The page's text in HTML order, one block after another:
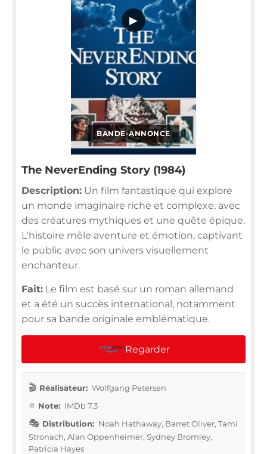
BANDE-ANNONCE
▶
The NeverEnding Story (1984)
Description: Un film fantastique qui explore
un monde imaginaire riche et complexe, avec
des créatures mythiques et une quête épique.
L'histoire mêle aventure et émotion, captivant
le public avec son univers visuellement
enchanteur.
Fait: Le film est basé sur un roman allemand
et a été un succès international, notamment
pour sa bande originale emblématique.
Regarder
Réalisateur: Wolfgang Petersen
Note: IMDb 7.3
Distribution: Noah Hathaway, Barret Oliver, Tami
Stronach, Alan Oppenheimer, Sydney Bromley,
Patricia Hayes